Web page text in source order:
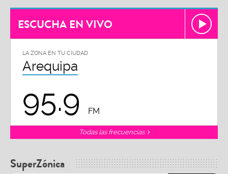
ESCUCHA EN VIVO
LA ZONA EN TU CIUDAD
Arequipa
95.9 FM
Todas las frecuencias
SuperZónica